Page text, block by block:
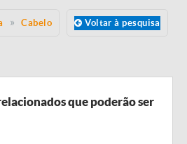
Cabelo Voltar à pesquisa
que poderão ser